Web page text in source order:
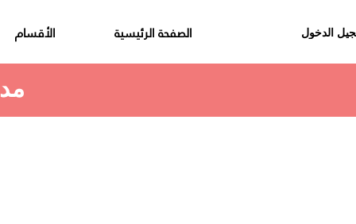
الصفحة الرئيسية الأقسام الدخول